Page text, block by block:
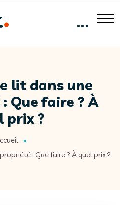
lit dans une
Que faire ? À
prix ?
: Que faire ? À quel prix ?